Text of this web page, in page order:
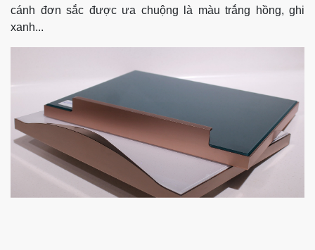
cánh đơn sắc được ưa chuộng là màu trắng hồng, ghi
xanh...